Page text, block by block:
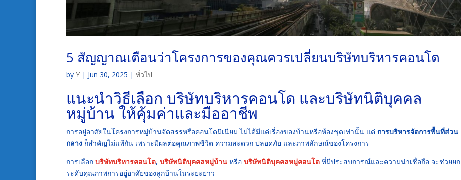
5 สัญญาณเตือนว่าโครงการของคุณควรเปลี่ยนบริษัทบริหารคอนโด
by Y | Jun 30, 2025 | ทั่วไป
แนะนำวิธีเลือก บริษัทบริหารคอนโด และบริษัทนิติบุคคล
หมู่บ้าน ให้คุ้มค่าและมืออาชีพ
การอยู่อาศัยในโครงการหมู่บ้านจัดสรรหรือคอนโดมิเนียม ไม่ได้มีแค่เรื่องของบ้านหรือห้องชุดเท่านั้น แต่ การบริหารจัดการพื้นที่ส่วน
กลาง ก็สำคัญไม่แพ้กัน เพราะมีผลต่อคุณภาพชีวิต ความสะดวก ปลอดภัย และภาพลักษณ์ของโครงการ
การเลือก บริษัทบริหารคอนโด, บริษัทนิติบุคคลหมู่บ้าน หรือ บริษัทนิติบุคคลหมู่คอนโด ที่มีประสบการณ์และความน่าเชื่อถือ จะช่วยยก
ระดับคุณภาพการอยู่อาศัยของลูกบ้านในระยะยาว